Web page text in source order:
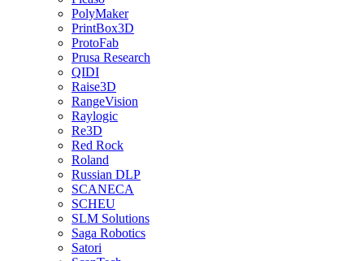
PolyMaker
PrintBox3D
ProtoFab
Prusa Research
QIDI
Raise3D
RangeVision
Raylogic
Re3D
Red Rock
Roland
Russian DLP
SCANECA
SCHEU
SLM Solutions
Saga Robotics
Satori